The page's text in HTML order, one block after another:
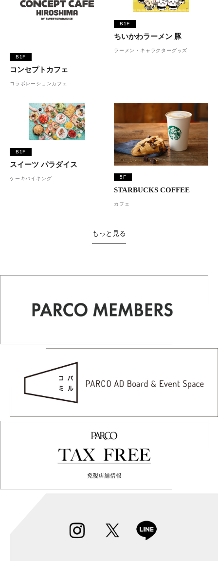
B1F
コンセプトカフェ
コラボレーションカフェ
B1F
ちいかわラーメン 豚
ラーメン・キャラクターグッズ
B1F
スイーツ パラダイス
ケーキバイキング 5F
STARBUCKS COFFEE
カフェ
もっと見る